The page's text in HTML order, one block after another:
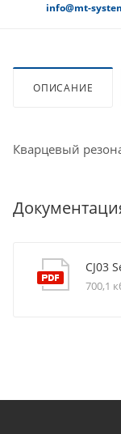
info@mt-
ОПИСАНИЕ
Кварцевый
CJ03
700,1